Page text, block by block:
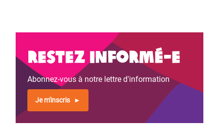
Restez informé-e
Abonnez-vous à notre lettre d'information
Je m'inscris